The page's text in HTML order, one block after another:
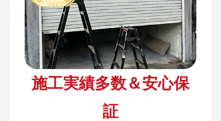
施工実績多数＆安心保
証